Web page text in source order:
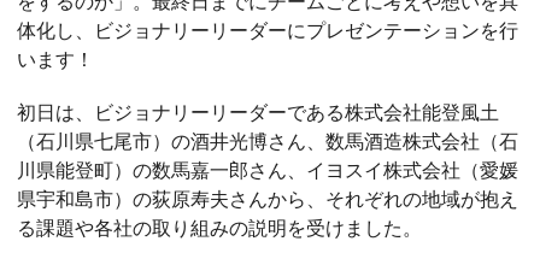
体化し、ビジョナリーリーダーにプレゼンテーションを行
います！
初日は、ビジョナリーリーダーである株式会社能登風土
（石川県七尾市）の酒井光博さん、数馬酒造株式会社（石
川県能登町）の数馬嘉一郎さん、イヨスイ株式会社（愛媛
県宇和島市）の荻原寿夫さんから、それぞれの地域が抱え
る課題や各社の取り組みの説明を受けました。